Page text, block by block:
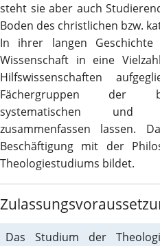
steht sie aber auch
Boden des christlichen bzw.
In ihrer langen
Wissenschaft in eine
Hilfswissenschaften
Fächergruppen der
systematischen und
zusammenfassen lassen.
Beschäftigung mit der
Theologiestudiums bildet.
Das Studium der